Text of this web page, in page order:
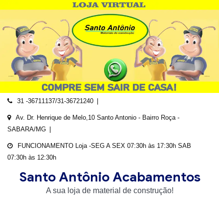
content
31 -36711137/31-36721240
Av. Dr. Henrique de Melo,10 Santo Antonio - Bairro Roça -
SABARA/MG
FUNCIONAMENTO Loja -SEG A SEX 07:30h às 17:30h SAB
07:30h às 12:30h
Santo Antônio Acabamentos
A sua loja de material de construção!